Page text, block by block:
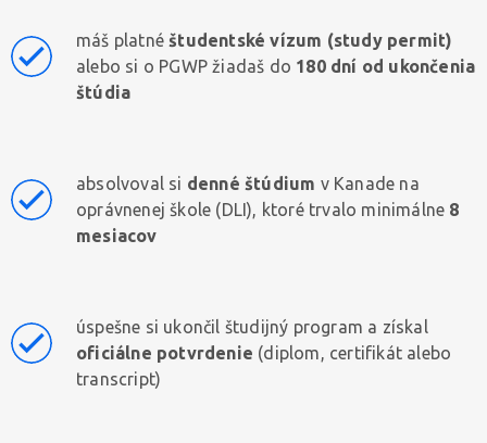
máš platné študentské vízum (study permit)
alebo si o PGWP žiadaš do 180 dní od ukončenia
štúdia
absolvoval si denné štúdium v Kanade na
oprávnenej škole (DLI), ktoré trvalo minimálne 8
mesiacov
úspešne si ukončil študijný program a získal
oficiálne potvrdenie (diplom, certifikát alebo
transcript)